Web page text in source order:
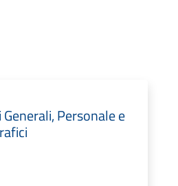
Personale e